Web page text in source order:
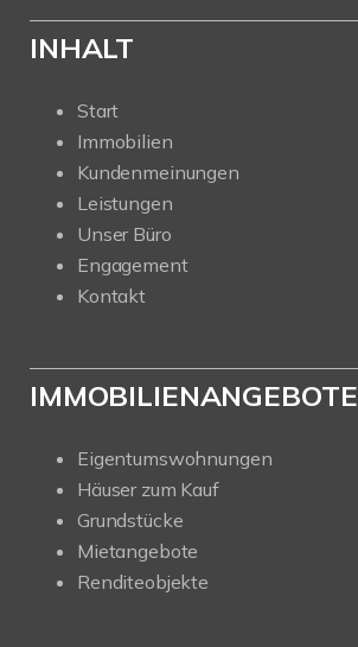
INHALT
Start
Immobilien
Kundenmeinungen
Leistungen
Unser Büro
Engagement
Kontakt
IMMOBILIENANGEBOTE
Eigentumswohnungen
Häuser zum Kauf
Grundstücke
Mietangebote
Renditeobjekte